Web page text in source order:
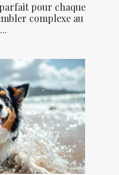
pour chaque
complexe au